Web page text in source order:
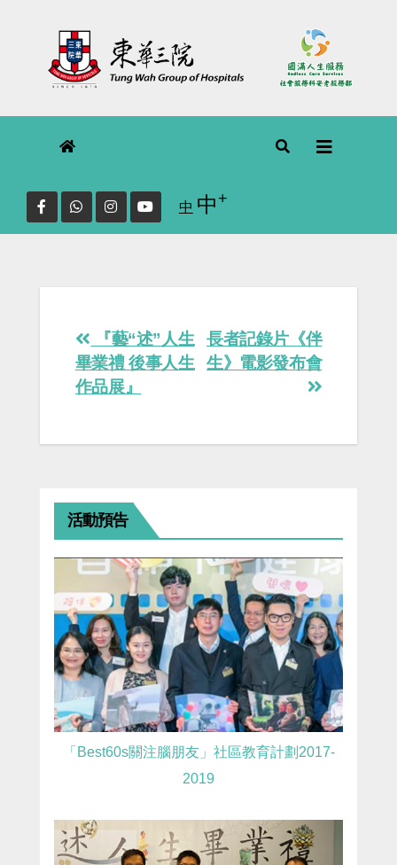
中 Reset
中Increase font size.
+
Post
navigation
長者記錄片《伴
生》電影發布會
『藝“述”人生
畢業禮 後事人生
作品展』
活動預告
「Best60s關注腦朋友」社區教育計劃2017-
2019